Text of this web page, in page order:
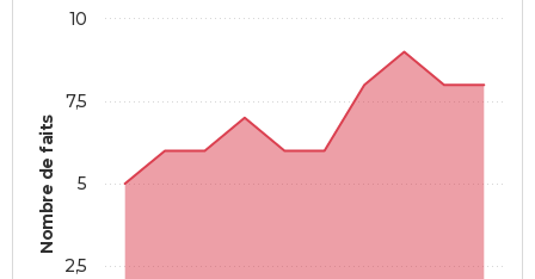
Nombre de faits
2,5
5
7,5
10